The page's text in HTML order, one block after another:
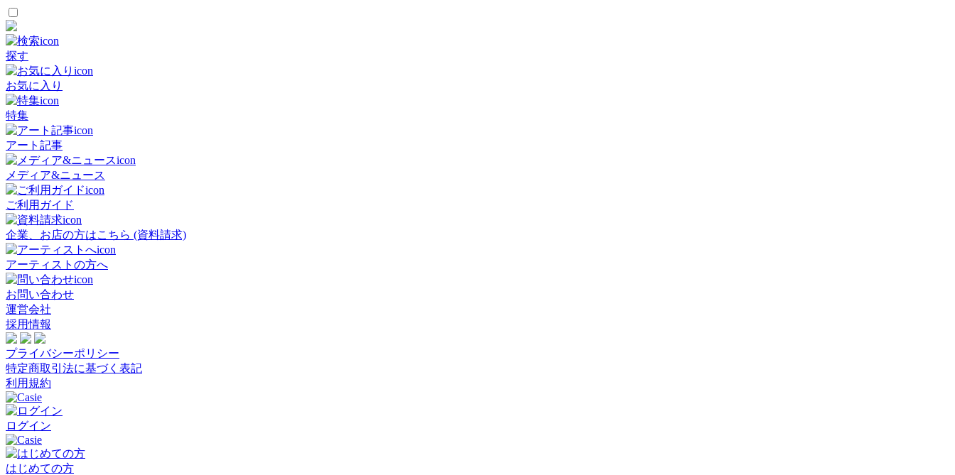
探す
お気に入り
特集
アート記事
メディア&ニュース
ご利用ガイド
企業、お店の方はこちら (資料請求)
アーティストの方へ
お問い合わせ
運営会社
採用情報
プライバシーポリシー
特定商取引法に基づく表記
利用規約
ログイン
はじめての方